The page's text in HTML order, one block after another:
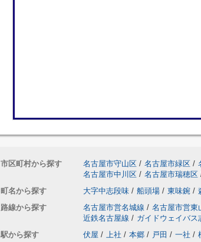
市区町村から探す 名古屋市守山区 / 名古屋市緑区 /
名古屋市中川区 / 名古屋市瑞穂区
町名から探す
大字中志段味 / 船頭場 / 東味鋺 /
路線から探す
名古屋市営名城線 / 名古屋市営東
近鉄名古屋線 / ガイドウェイバス
駅から探す
伏屋 / 上社 / 本郷 / 戸田 / 一社 /